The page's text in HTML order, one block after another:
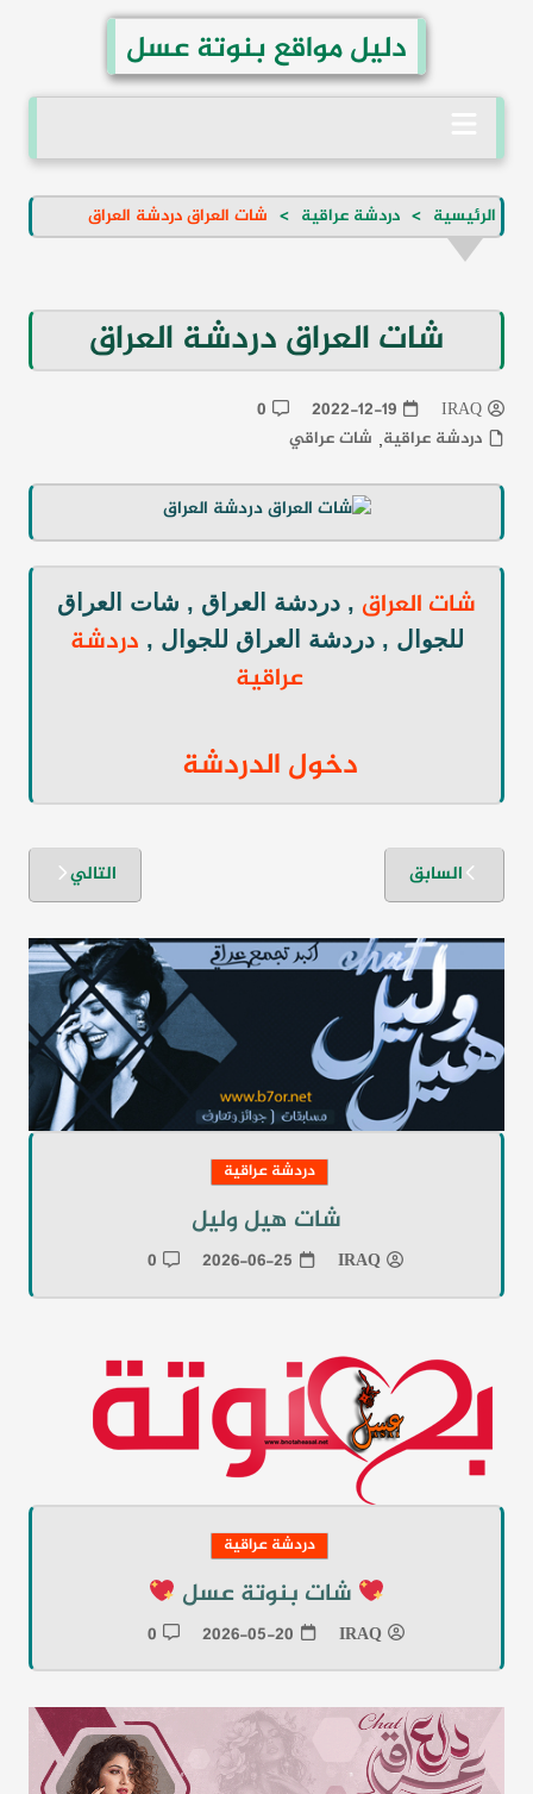
دليل مواقع بنوتة عسل
الرئيسية دردشة عراقية شات العراق دردشة العراق
شات العراق دردشة العراق
IRAQ
2022-12-19
0
دردشة عراقية شات عراقي
شات العراق , دردشة العراق , شات العراق
للجوال , دردشة العراق للجوال , دردشة
عراقية
دخول الدردشة
تصفّح
المقالات
السابق التالي
دردشة عراقية
شات هيل وليل
IRAQ
2026-06-25
0
دردشة عراقية
شات بنوتة عسل
IRAQ
2026-05-20
0